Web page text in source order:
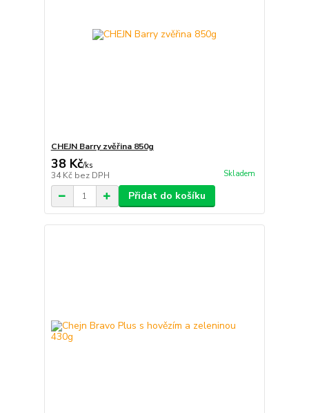
CHEJN Barry zvěřina 850g
38 Kč/ks
34 Kč bez DPH Skladem
Přidat do košíku